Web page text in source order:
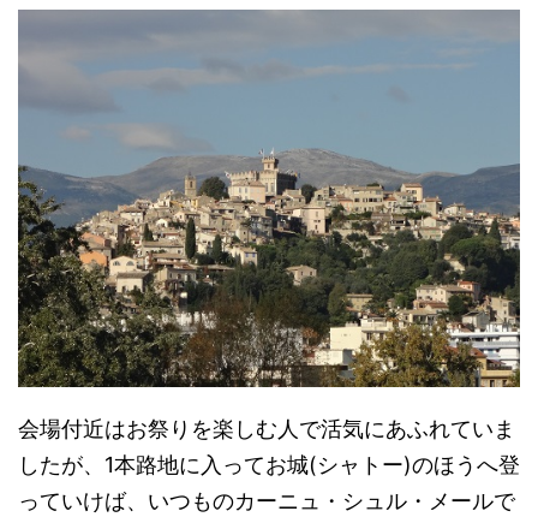
会場付近はお祭りを楽しむ人で活気にあふれていま
したが、1本路地に入ってお城(シャトー)のほうへ登
っていけば、いつものカーニュ・シュル・メールで